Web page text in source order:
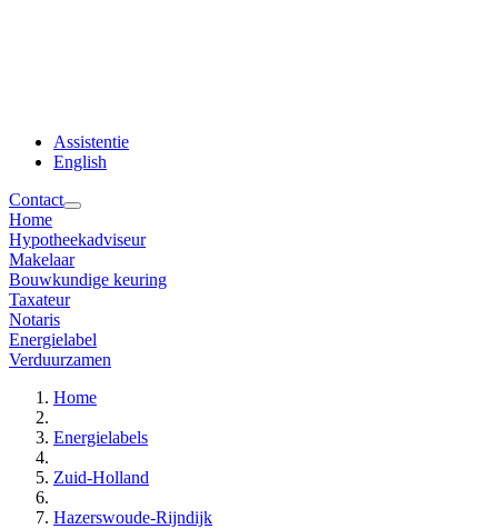
Assistentie
English
Contact
Home
Hypotheekadviseur
Makelaar
Bouwkundige keuring
Taxateur
Notaris
Energielabel
Verduurzamen
Home
Energielabels
Zuid-Holland
Hazerswoude-Rijndijk